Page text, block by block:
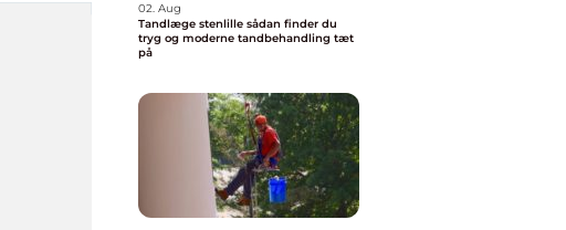
02. Aug
Tandlæge stenlille sådan finder du
tryg og moderne tandbehandling tæt
på